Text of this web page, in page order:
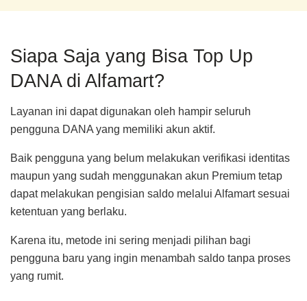
Siapa Saja yang Bisa Top Up
DANA di Alfamart?
Layanan ini dapat digunakan oleh hampir seluruh
pengguna DANA yang memiliki akun aktif.
Baik pengguna yang belum melakukan verifikasi identitas
maupun yang sudah menggunakan akun Premium tetap
dapat melakukan pengisian saldo melalui Alfamart sesuai
ketentuan yang berlaku.
Karena itu, metode ini sering menjadi pilihan bagi
pengguna baru yang ingin menambah saldo tanpa proses
yang rumit.